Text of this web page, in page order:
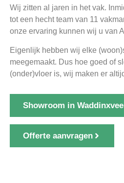
Wij zitten al jaren in het vak.
tot een hecht team van 11
onze ervaring kunnen wij u van
Eigenlijk hebben wij elke
meegemaakt. Dus hoe goed of
(onder)vloer is, wij maken er
Showroom in
Offerte aanvragen